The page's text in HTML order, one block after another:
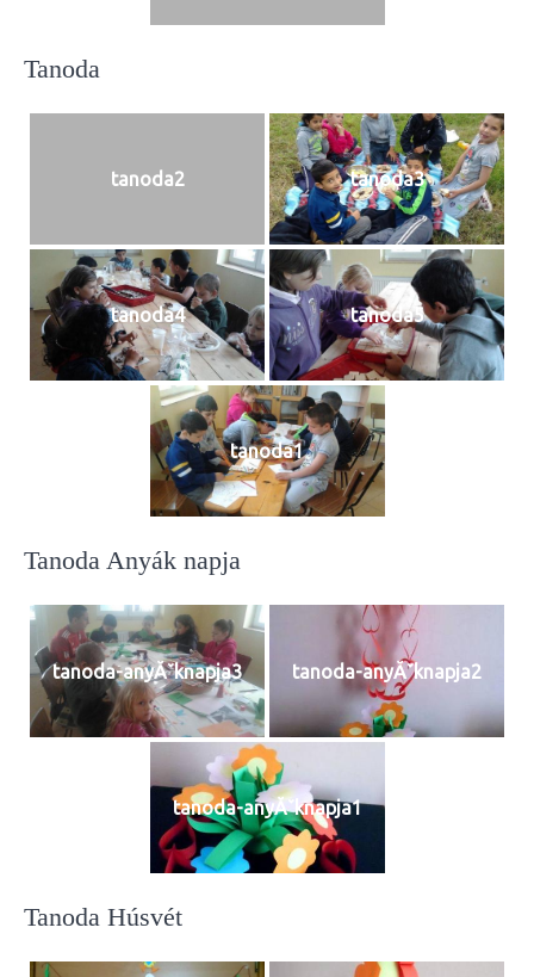
Tanoda
tanoda2 tanoda3
tanoda4 tanoda5
tanoda1
Tanoda Anyák napja
tanoda-anyĂˇknapja3 tanoda-anyĂˇknapja2
tanoda-anyĂˇknapja1
Tanoda Húsvét